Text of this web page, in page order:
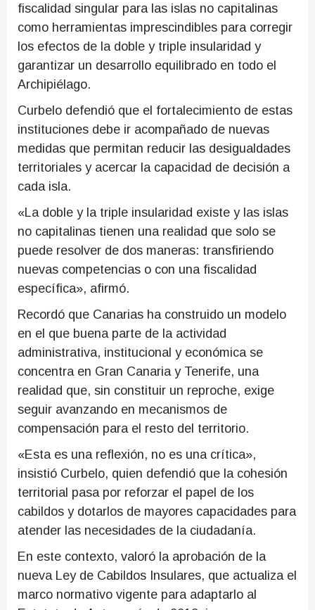
fiscalidad singular para las islas no capitalinas
como herramientas imprescindibles para corregir
los efectos de la doble y triple insularidad y
garantizar un desarrollo equilibrado en todo el
Archipiélago.
Curbelo defendió que el fortalecimiento de estas
instituciones debe ir acompañado de nuevas
medidas que permitan reducir las desigualdades
territoriales y acercar la capacidad de decisión a
cada isla.
«La doble y la triple insularidad existe y las islas
no capitalinas tienen una realidad que solo se
puede resolver de dos maneras: transfiriendo
nuevas competencias o con una fiscalidad
específica», afirmó.
Recordó que Canarias ha construido un modelo
en el que buena parte de la actividad
administrativa, institucional y económica se
concentra en Gran Canaria y Tenerife, una
realidad que, sin constituir un reproche, exige
seguir avanzando en mecanismos de
compensación para el resto del territorio.
«Esta es una reflexión, no es una crítica»,
insistió Curbelo, quien defendió que la cohesión
territorial pasa por reforzar el papel de los
cabildos y dotarlos de mayores capacidades para
atender las necesidades de la ciudadanía.
En este contexto, valoró la aprobación de la
nueva Ley de Cabildos Insulares, que actualiza el
marco normativo vigente para adaptarlo al